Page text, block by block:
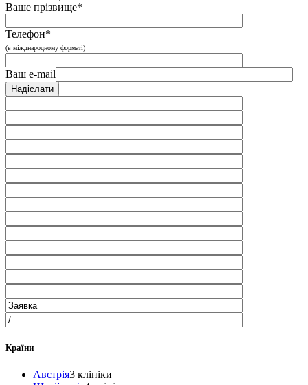
Ваше прізвище*
Телефон*
(в міжднародному форматі)
Ваш e-mail
Країни
Австрія3 клініки